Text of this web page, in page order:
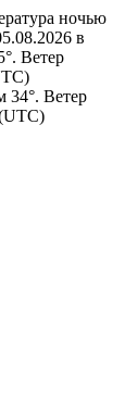
ночью
в
Ветер
34°. Ветер